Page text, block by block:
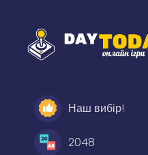
Наш вибір!
2048